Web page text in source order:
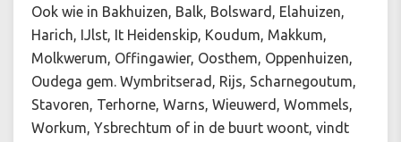
Ook wie in Bakhuizen, Balk, Bolsward, Elahuizen,
Harich, IJlst, It Heidenskip, Koudum, Makkum,
Molkwerum, Offingawier, Oosthem, Oppenhuizen,
Oudega gem. Wymbritserad, Rijs, Scharnegoutum,
Stavoren, Terhorne, Warns, Wieuwerd, Wommels,
Workum, Ysbrechtum of in de buurt woont, vindt